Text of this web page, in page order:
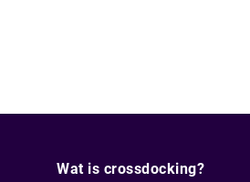
Wat is crossdocking?